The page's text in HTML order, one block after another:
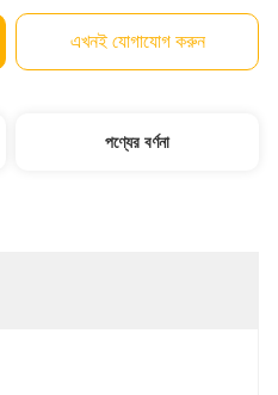
এখনই যোগাযোগ করুন
পণ্যের বর্ণনা